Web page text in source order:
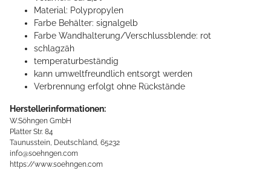
Material: Polypropylen
Farbe Behälter: signalgelb
Farbe Wandhalterung/Verschlussblende: rot
schlagzäh
temperaturbeständig
kann umweltfreundlich entsorgt werden
Verbrennung erfolgt ohne Rückstände
Herstellerinformationen:
W.Söhngen GmbH
Platter Str. 84
Taunusstein, Deutschland, 65232
info@soehngen.com
https://www.soehngen.com